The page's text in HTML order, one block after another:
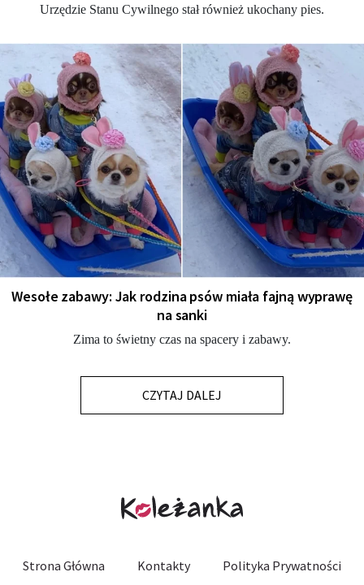
Urzędzie Stanu Cywilnego stał również ukochany pies.
Wesołe zabawy: Jak rodzina psów miała fajną wyprawę
na sanki
Zima to świetny czas na spacery i zabawy.
CZYTAJ DALEJ
Strona Główna Kontakty Polityka Prywatności